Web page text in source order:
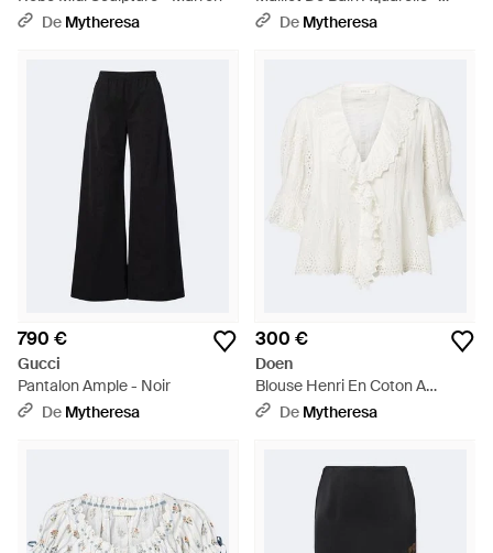
De Mytheresa
Marron
De Mytheresa
790 €
Gucci
Pantalon Ample - Noir
De Mytheresa
300 €
Doen
Blouse Henri En Coton A
Volants - Blanc
De Mytheresa